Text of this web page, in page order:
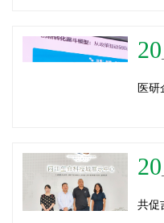
20
20